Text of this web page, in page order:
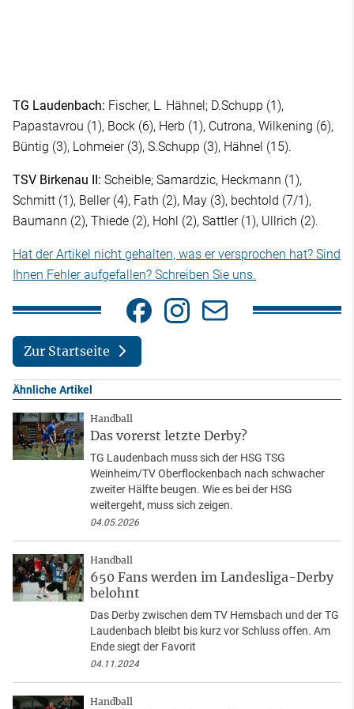
TG Laudenbach: Fischer, L. Hähnel; D.Schupp (1),
Papastavrou (1), Bock (6), Herb (1), Cutrona, Wilkening (6),
Büntig (3), Lohmeier (3), S.Schupp (3), Hähnel (15).
TSV Birkenau II: Scheible; Samardzic, Heckmann (1),
Schmitt (1), Beller (4), Fath (2), May (3), bechtold (7/1),
Baumann (2), Thiede (2), Hohl (2), Sattler (1), Ullrich (2).
Hat der Artikel nicht gehalten, was er versprochen hat? Sind
Ihnen Fehler aufgefallen? Schreiben Sie uns.
Zur Startseite
Ähnliche Artikel
Handball
Das vorerst letzte Derby?
TG Laudenbach muss sich der HSG TSG
Weinheim/TV Oberflockenbach nach schwacher
zweiter Hälfte beugen. Wie es bei der HSG
weitergeht, muss sich zeigen.
04.05.2026
Handball
650 Fans werden im Landesliga-Derby
belohnt
Das Derby zwischen dem TV Hemsbach und der TG
Laudenbach bleibt bis kurz vor Schluss offen. Am
Ende siegt der Favorit
04.11.2024
Handball